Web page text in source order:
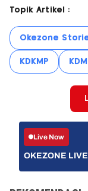
Topik Artikel :
Okezone
KDKMP
Live Now
OKEZONE